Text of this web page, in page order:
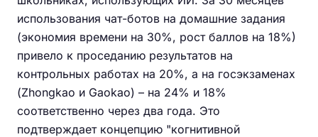
использования чат-ботов на домашние задания
(экономия времени на 30%, рост баллов на 18%)
привело к проседанию результатов на
контрольных работах на 20%, а на госэкзаменах
(Zhongkao и Gaokao) – на 24% и 18%
соответственно через два года. Это
подтверждает концепцию "когнитивной